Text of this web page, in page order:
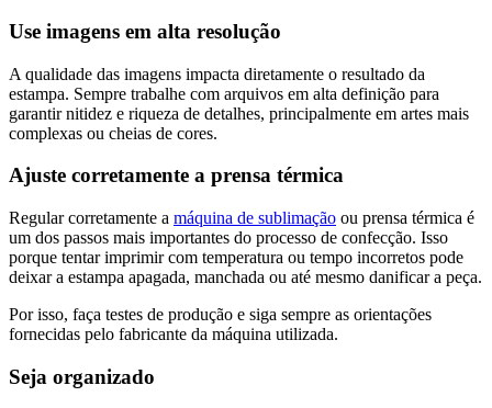
Use imagens em alta resolução
A qualidade das imagens impacta diretamente o resultado da
estampa. Sempre trabalhe com arquivos em alta definição para
garantir nitidez e riqueza de detalhes, principalmente em artes mais
complexas ou cheias de cores.
Ajuste corretamente a prensa térmica
Regular corretamente a máquina de sublimação ou prensa térmica é
um dos passos mais importantes do processo de confecção. Isso
porque tentar imprimir com temperatura ou tempo incorretos pode
deixar a estampa apagada, manchada ou até mesmo danificar a peça.
Por isso, faça testes de produção e siga sempre as orientações
fornecidas pelo fabricante da máquina utilizada.
Seja organizado